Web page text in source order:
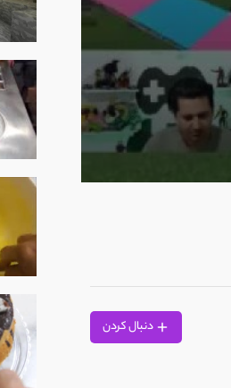
0
دنبال کردن